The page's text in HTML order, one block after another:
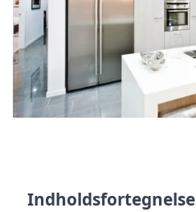
Indholdsfortegnelse